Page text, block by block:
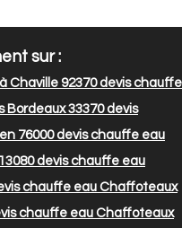
sur :
Chaville 92370devis chauffe
Bordeaux 33370devis
76000devis chauffe eau
devis chauffe eau
chauffe eau Chaffoteaux
chauffe eau Chaffoteaux